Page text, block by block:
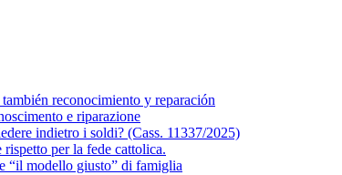
reconocimiento y reparación
e riparazione
indietro i soldi? (Cass. 11337/2025)
per la fede cattolica.
“il modello giusto” di famiglia